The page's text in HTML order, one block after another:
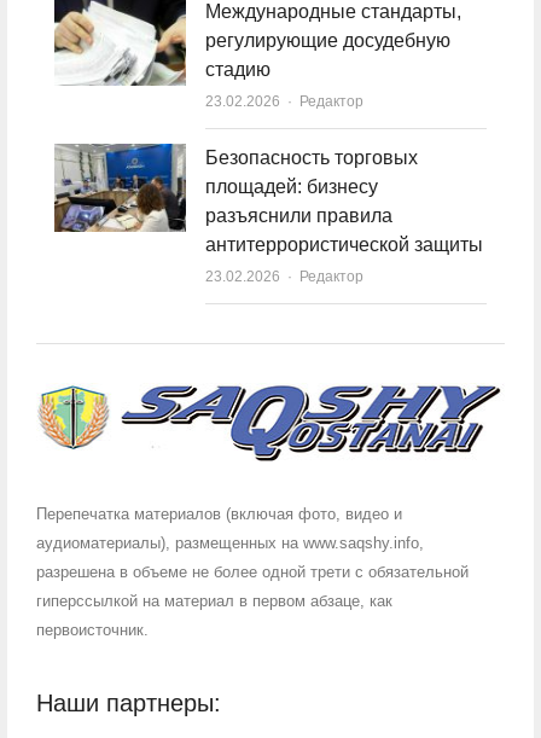
Международные стандарты,
регулирующие досудебную
стадию
23.02.2026 Author
Редактор
Безопасность торговых
площадей: бизнесу
разъяснили правила
антитеррористической защиты
23.02.2026 Author
Редактор
Перепечатка материалов (включая фото, видео и
аудиоматериалы), размещенных на www.saqshy.info,
разрешена в объеме не более одной трети с обязательной
гиперссылкой на материал в первом абзаце, как
первоисточник.
Наши партнеры: